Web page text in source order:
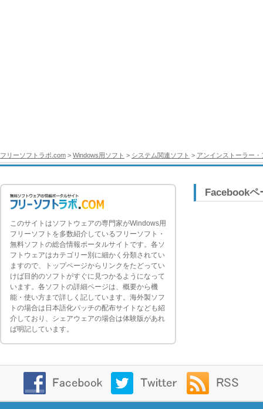
フリーソフトラボ.com > Windows用ソフト > システム関連ソフト > アンインストーラー
このサイトはソフトウェアの専門家がWindows用
フリーソフトを多数紹介しているフリーソフト・
無料ソフトの総合情報ポータルサイトです。各ソ
フトウェアはカテゴリー別に細かく分類されてい
ますので、トップページからリンクをたどってい
けば目的のソフトがすぐに見つかるようになって
います。各ソフトの詳細ページは、概要から機
能・使い方まで詳しく記しています。海外製ソフ
トの場合は日本語化パッチの配布サイトなども紹
介しており、シェアウェアの場合は体験版があれ
ば明記しています。
Facebookペ